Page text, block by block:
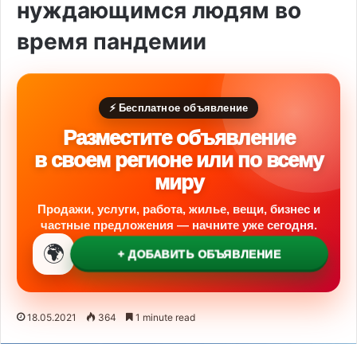
нуждающимся людям во
время пандемии
⚡ Бесплатное объявление
Разместите объявление
в своем регионе или по всему
миру
Продажи, услуги, работа, жилье, вещи, бизнес и
частные предложения — начните уже сегодня.
🌍 + ДОБАВИТЬ ОБЪЯВЛЕНИЕ
18.05.2021 364 1 minute read